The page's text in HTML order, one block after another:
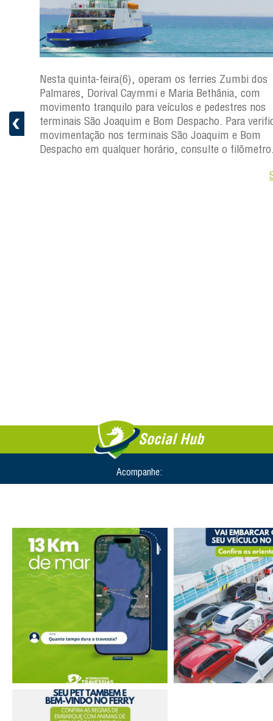
Nesta quinta-feira(6), operam os ferries Zumbi dos
Palmares, Dorival Caymmi e Maria Bethânia, com
movimento tranquilo para veículos e pedestres nos
terminais São Joaquim e Bom Despacho. Para
movimentação nos terminais São Joaquim e Bom
Despacho em qualquer horário, consulte o
Social Hub
Acompanhe: